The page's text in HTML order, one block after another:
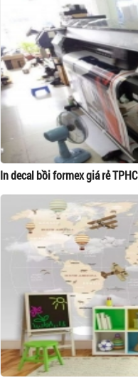
In decal bồi formex giá rẻ